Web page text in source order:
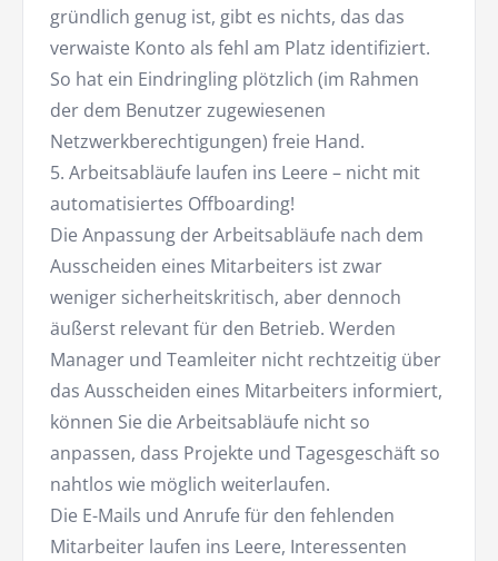
gründlich genug ist, gibt es nichts, das das
verwaiste Konto als fehl am Platz identifiziert.
So hat ein Eindringling plötzlich (im Rahmen
der dem Benutzer zugewiesenen
Netzwerkberechtigungen) freie Hand.
5. Arbeitsabläufe laufen ins Leere – nicht mit
automatisiertes Offboarding!
Die Anpassung der Arbeitsabläufe nach dem
Ausscheiden eines Mitarbeiters ist zwar
weniger sicherheitskritisch, aber dennoch
äußerst relevant für den Betrieb. Werden
Manager und Teamleiter nicht rechtzeitig über
das Ausscheiden eines Mitarbeiters informiert,
können Sie die Arbeitsabläufe nicht so
anpassen, dass Projekte und Tagesgeschäft so
nahtlos wie möglich weiterlaufen.
Die E-Mails und Anrufe für den fehlenden
Mitarbeiter laufen ins Leere, Interessenten